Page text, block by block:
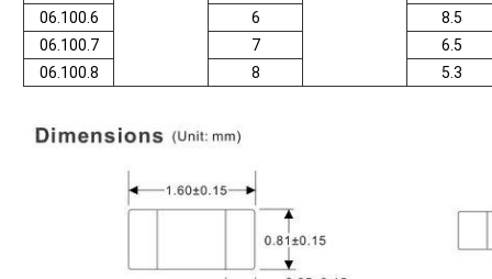
06.100.6
6
8.5
06.100.7
7
6.5
06.100.8
8 5.3